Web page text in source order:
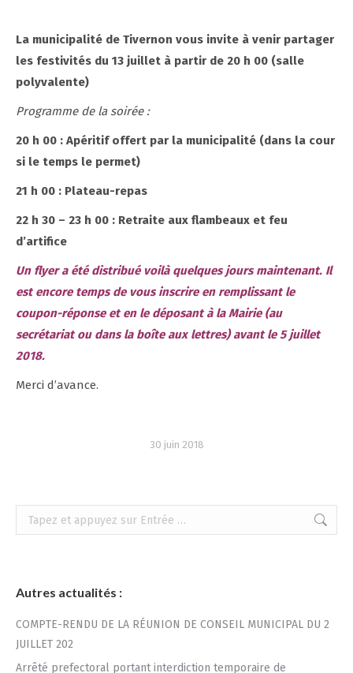
La municipalité de Tivernon vous invite à venir partager
les festivités du 13 juillet à partir de 20 h 00 (salle
polyvalente)
Programme de la soirée :
20 h 00 : Apéritif offert par la municipalité (dans la cour
si le temps le permet)
21 h 00 : Plateau-repas
22 h 30 – 23 h 00 : Retraite aux flambeaux et feu
d’artifice
Un flyer a été distribué voilà quelques jours maintenant. Il
est encore temps de vous inscrire en remplissant le
coupon-réponse et en le déposant à la Mairie (au
secrétariat ou dans la boîte aux lettres) avant le 5 juillet
2018.
Merci d’avance.
30 juin 2018
Recherche
:
Autres actualités :
COMPTE-RENDU DE LA RÉUNION DE CONSEIL MUNICIPAL DU 2
JUILLET 202
Arrêté prefectoral portant interdiction temporaire de